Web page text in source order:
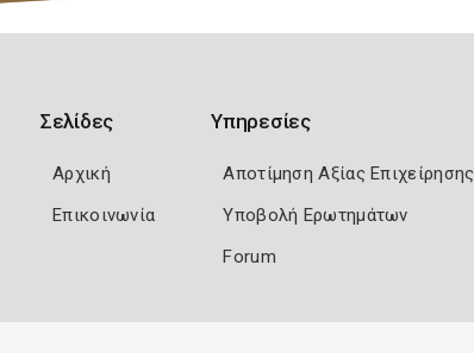
Σελίδες
Αρχική
Επικοινωνία
Υπηρεσίες
Αποτίμηση Αξίας Επιχείρησης
Υποβολή Ερωτημάτων
Forum